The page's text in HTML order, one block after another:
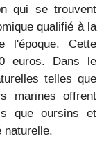
qui se trouvent
qualifié à la
l'époque. Cette
euros. Dans le
telles que
marines offrent
que oursins et
naturelle.